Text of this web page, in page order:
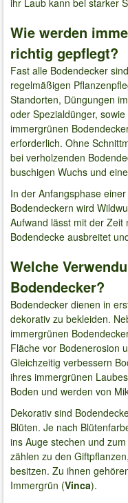
Wie werden
richtig gepflegt?
Fast alle Bodendecker
regelmäßigen
Standorten, Düngungen
oder Spezialdünger,
immergrünen
erforderlich. Ohne
bei verholzenden
buschigen Wuchs und
In der Anfangsphase
Bodendeckern wird
Aufwand lässt mit der
Bodendecke ausbreitet
Welche
Bodendecker?
Bodendecker dienen in
dekorativ zu bekleiden.
immergrünen
Fläche vor Bodenerosion
Gleichzeitig verbessern
ihres immergrünen
Boden und werden von
Dekorativ sind
Blüten. Je nach
ins Auge stechen und
zählen zu den
besitzen. Zu ihnen
Immergrün (Vinca).